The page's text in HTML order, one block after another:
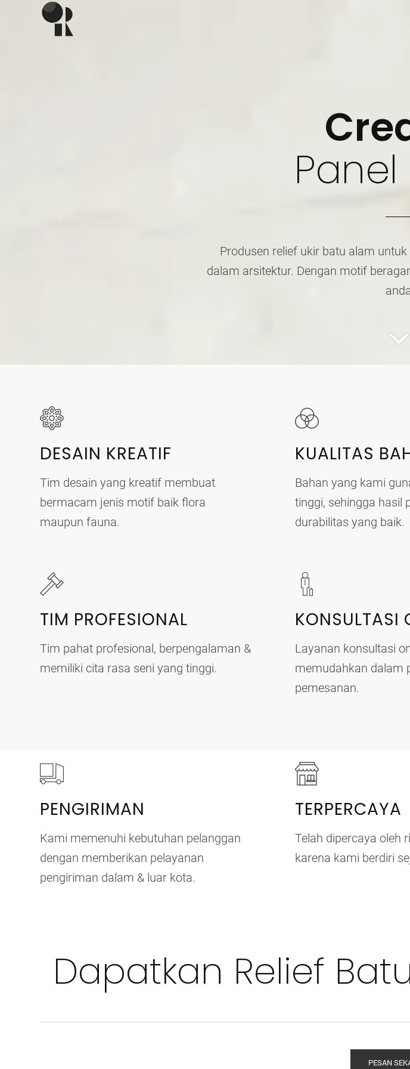
Panel
Produsen relief ukir batu alam
dalam arsitektur. Dengan motif
DESAIN KREATIF
Tim desain yang kreatif membuat
bermacam jenis motif baik flora
maupun fauna.
KUALITAS
Bahan yang kami
tinggi, sehingga hasil
durabilitas yang baik.
TIM PROFESIONAL
Tim pahat profesional, berpengalaman &
memiliki cita rasa seni yang tinggi.
KONSULTASI
Layanan konsultasi
memudahkan dalam
pemesanan.
PENGIRIMAN
Kami memenuhi kebutuhan pelanggan
dengan memberikan pelayanan
pengiriman dalam & luar kota.
TERPERCAYA
Telah dipercaya oleh
karena kami berdiri
Dapatkan Relief
PESAN